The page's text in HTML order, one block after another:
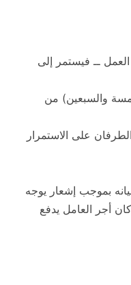
ــ فيستمر إلى
والسبعين) من
على الاستمرار
بموجب إشعار يوجه
أجر العامل يدفع